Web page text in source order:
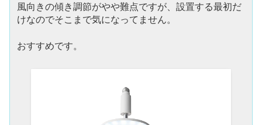
風向きの傾き調節がやや難点ですが、設置する最初だ
けなのでそこまで気になってません。
おすすめです。